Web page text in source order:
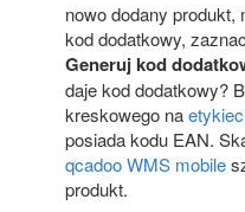
nowo dodany produkt,
kod dodatkowy,
Generuj kod
daje kod dodatkowy?
kreskowego na
posiada kodu EAN.
qcadoo WMS mobile
produkt.